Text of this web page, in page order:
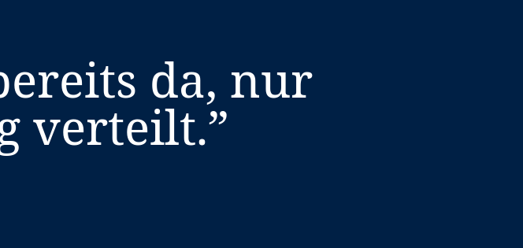
da, nur
verteilt.”